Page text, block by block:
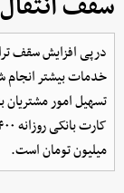
خدمات بیشتر انجام
تسهیل امور
میلیون تومان است.